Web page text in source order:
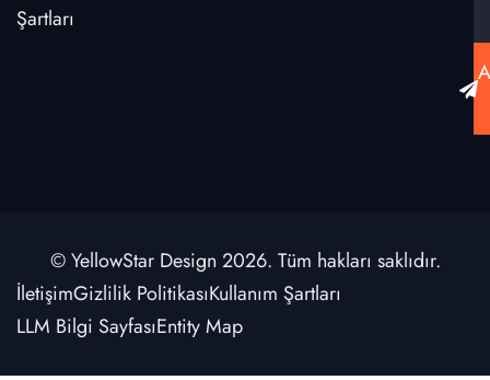
Şartları
© YellowStar Design 2026. Tüm hakları saklıdır.
İletişimGizlilik PolitikasıKullanım Şartları
LLM Bilgi SayfasıEntity Map